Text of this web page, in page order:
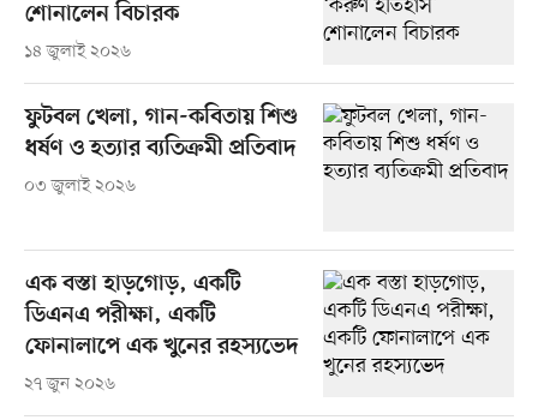
শোনালেন বিচারক
১৪ জুলাই ২০২৬
ফুটবল খেলা, গান-কবিতায় শিশু
ধর্ষণ ও হত্যার ব্যতিক্রমী প্রতিবাদ
০৩ জুলাই ২০২৬
এক বস্তা হাড়গোড়, একটি
ডিএনএ পরীক্ষা, একটি
ফোনালাপে এক খুনের রহস্যভেদ
২৭ জুন ২০২৬